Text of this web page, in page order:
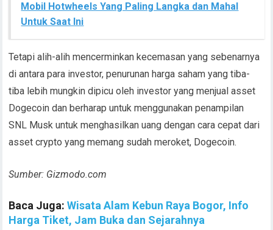
Mobil Hotwheels Yang Paling Langka dan Mahal
Untuk Saat Ini
Tetapi alih-alih mencerminkan kecemasan yang sebenarnya
di antara para investor, penurunan harga saham yang tiba-
tiba lebih mungkin dipicu oleh investor yang menjual asset
Dogecoin dan berharap untuk menggunakan penampilan
SNL Musk untuk menghasilkan uang dengan cara cepat dari
asset crypto yang memang sudah meroket, Dogecoin.
Sumber: Gizmodo.com
Baca Juga:Wisata Alam Kebun Raya Bogor, Info
Harga Tiket, Jam Buka dan Sejarahnya